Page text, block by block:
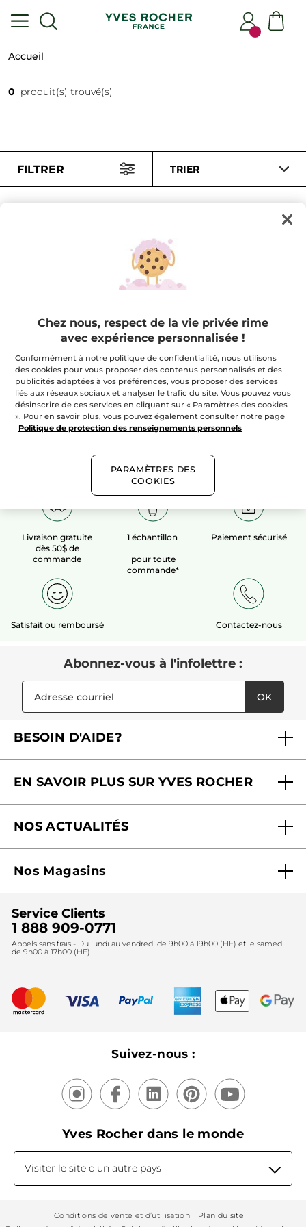
Accueil
0 produit(s) trouvé(s)
FILTRER TRIER
100%extraits
végétaux
60 hectaresde
champs biologiques
Voir plus​
Livraison gratuite
dès 50$ de
commande
1 échantillon
pour toute
commande*
Paiement sécurisé
Satisfait ou remboursé Contactez-nous
Abonnez-vous à l'infolettre :
OK
BESOIN D'AIDE?
Contactez-nous
Offre Courrier / Magazine
Accessibilité
Cadeaux corporatifs
EN SAVOIR PLUS SUR YVES ROCHER
Pourquoi nous faire confiance ?
Fondation Yves Rocher
2024
Lutte contre le travail forcé et le travail des enfants
2025
NOS ACTUALITÉS
Black Friday
Noël
Fête des mères
Nouveautés
Recyclage
Nos Magasins
Instituts
Service Clients
1 888 909-0771
Appels sans frais - Du lundi au vendredi de 9h00 à 19h00 (HE) et le samedi
de 9h00 à 17h00 (HE)
Suivez-nous :
Yves Rocher dans le monde
Visiter le site d'un autre pays
Conditions de vente et d’utilisation
Plan du site
Chez nous, respect de la vie privée rime
avec expérience personnalisée !
Conformément à notre politique de confidentialité, nous utilisons
des cookies pour vous proposer des contenus personnalisés et des
publicités adaptées à vos préférences, vous proposer des services
liés aux réseaux sociaux et analyser le trafic du site. Vous pouvez vous
désinscrire de ces services en cliquant sur « Paramètres des cookies
». Pour en savoir plus, vous pouvez également consulter notre page
Politique de protection des renseignements personnels
PARAMÈTRES DES
COOKIES